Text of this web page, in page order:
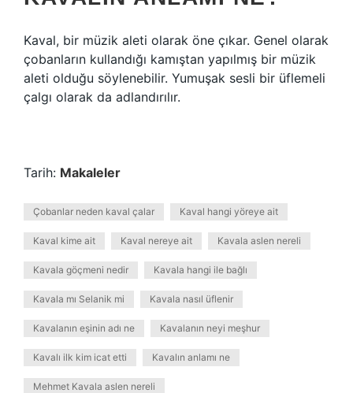
Kaval, bir müzik aleti olarak öne çıkar. Genel olarak
çobanların kullandığı kamıştan yapılmış bir müzik
aleti olduğu söylenebilir. Yumuşak sesli bir üflemeli
çalgı olarak da adlandırılır.
Tarih: Makaleler
Çobanlar neden kaval çalar Kaval hangi yöreye ait
Kaval kime ait Kaval nereye ait Kavala aslen nereli
Kavala göçmeni nedir Kavala hangi ile bağlı
Kavala mı Selanik mi Kavala nasıl üflenir
Kavalanın eşinin adı ne Kavalanın neyi meşhur
Kavalı ilk kim icat etti Kavalın anlamı ne
Mehmet Kavala aslen nereli